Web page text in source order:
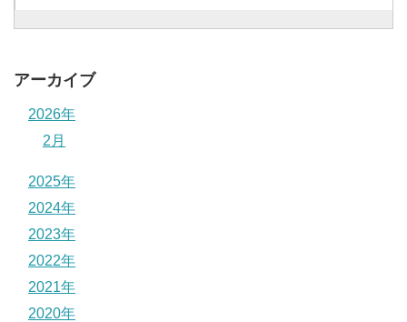
アーカイブ
2026年
2月
2025年
2024年
2023年
2022年
2021年
2020年